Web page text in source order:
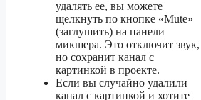
удалять ее, вы можете
щелкнуть по кнопке «Mute»
(заглушить) на панели
микшера. Это отключит звук,
но сохранит канал с
картинкой в проекте.
Если вы случайно удалили
канал с картинкой и хотите